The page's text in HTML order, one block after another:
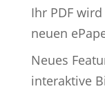
Ihr PDF
neuen
Neues
interaktive